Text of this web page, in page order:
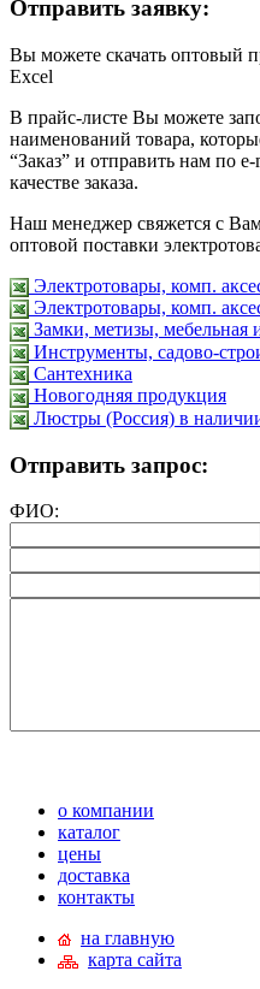
Отправить заявку:
Вы можете скачать оптовый
Excel
В прайс-листе Вы можете
наименований товара,
“Заказ” и отправить нам по e-
качестве заказа.
Наш менеджер свяжется с
оптовой поставки
Электротовары, комп.
Электротовары, комп.
Замки, метизы, мебельная
Инструменты, садово-
Сантехника
Новогодняя продукция
Люстры (Россия) в
Отправить запрос:
ФИО:
о компании
каталог
цены
доставка
контакты
на главную
карта сайта